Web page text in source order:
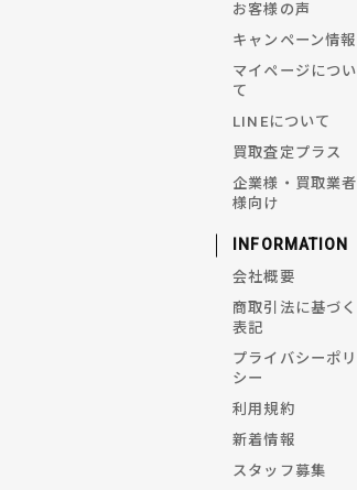
お客様の声
キャンペーン情報
マイページについ
て
LINEについて
買取査定プラス
企業様・買取業者
様向け
INFORMATION
会社概要
商取引法に基づく
表記
プライバシーポリ
シー
利用規約
新着情報
スタッフ募集